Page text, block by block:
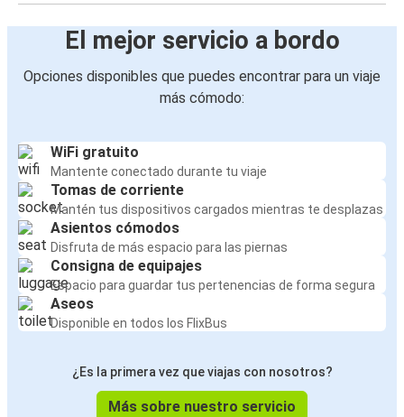
El mejor servicio a bordo
Opciones disponibles que puedes encontrar para un viaje
más cómodo:
WiFi gratuito
Mantente conectado durante tu viaje
Tomas de corriente
Mantén tus dispositivos cargados mientras te desplazas
Asientos cómodos
Disfruta de más espacio para las piernas
Consigna de equipajes
Espacio para guardar tus pertenencias de forma segura
Aseos
Disponible en todos los FlixBus
¿Es la primera vez que viajas con nosotros?
Más sobre nuestro servicio